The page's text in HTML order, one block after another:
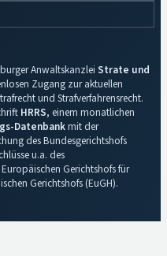
Anwaltskanzlei Strate und
Zugang zur aktuellen
und Strafverfahrensrecht.
HRRS, einem monatlichen
Datenbankmit der
des Bundesgerichtshofs
u.a. des
Gerichtshofs für
Gerichtshofs (EuGH).